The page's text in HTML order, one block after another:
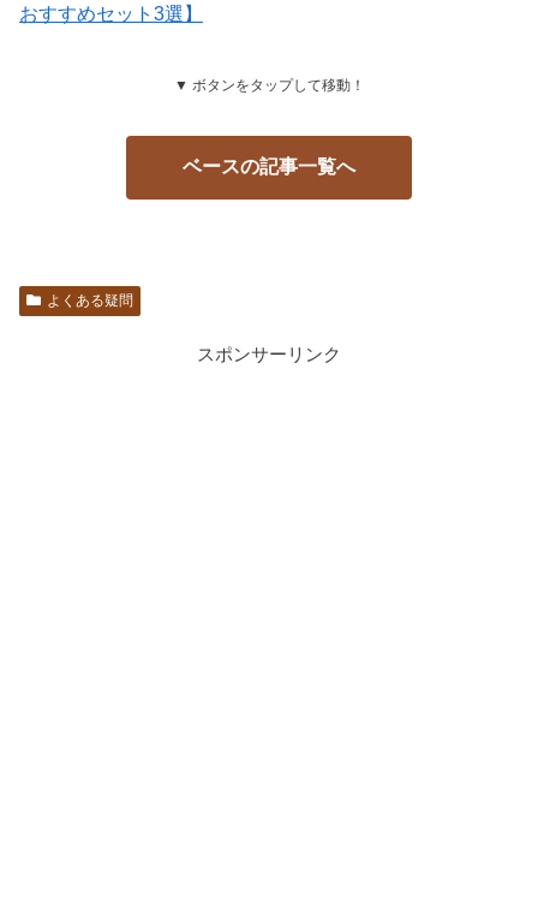
おすすめセット3選】
▼ ボタンをタップして移動！
ベースの記事一覧へ
よくある疑問
スポンサーリンク